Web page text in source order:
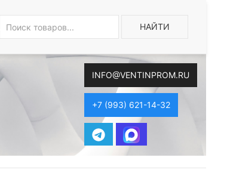
НАЙТИ
INFO@VENTINPROM.RU
+7 (993) 621-14-32